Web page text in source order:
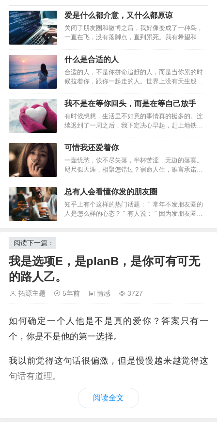
怎能期待错过的人再度团圆。
奶奶说:“你要和最爱的人做朋友，和最好的人谈恋
爱，跟最合适的人结婚，想要终生就做老友。”
既然不能一直拥有，那就做对方的老朋友，在世界
的两端，未能共同前行，却能一起老去。
爱是什么都介意，又什么都原谅
关闭了朋友圈和微博之后，我好像变成了一种鸟，
一直在飞，没有落脚点，直到累死。我有希望和梦
个人的选择，拥有一颗善良的心，还有一个放不下
的人。这个世界每个人都是唯一的，所以喜欢一个
人，每天都是幸福的欢喜，两个人在一起，在同一
片碧蓝的天空下，弥足珍贵。张爱玲说：…
什么是合适的人
合适的人，不是你拼命追赶的人，而是当你累的时
候拉着你，跟你一起走的人。世界上没有天生般配
随和的，一个勤快的，一个懒惰的。之所以合适，
不过是因为一个懂得包容迁就，一个懂得适可而
止。在磨合中改变着不合适的彼此，愿意在未来为
了彼此变成更好的两个人。就像男生可以打…
我不是在等你回头，而是在等自己放手
有时候想想，生活里不如意的事情真的挺多的。连
续迟到了一周之后，我下定决心早起，赶上地铁限
一辆共享单车都找不到，于是只好用跑的。但偏偏
这几天北京的风很大，我围巾几次被吹下来，单肩
的挎包也几次从我的溜肩上滑下来。当我气喘吁吁
地跑进打卡范围内，却还是眼睁睁的看着…
可惜我还爱着你
一壶忧愁，饮不尽失落，半杯苦涩，无边的落寞。
咫尺似天涯，相聚怎错过？宿命人生，难言承诺，
伤。念苦正如，你思君抹泪，未见我泪茫茫。…
总有人会看懂你发的朋友圈
知乎上有个这样的热门话题： " 常年不发朋友圈的
人是怎么样的心态？ " 有人说： " 因为发朋友圈不
阅读下一篇：
我是选项E，是planB，是你可有可无
的路人乙。
拓源主题 5年前 情感 3727
如何确定一个人他是不是真的爱你？答案只有一
个，你是不是他的第一选择。
我以前觉得这句话很偏激，但是慢慢越来越觉得这
句话有道理。
阅读全文